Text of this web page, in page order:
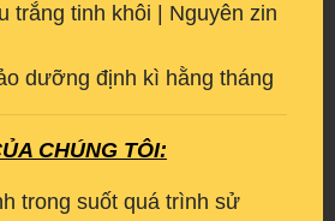
trắng tinh khôi | Nguyên zin
dưỡng định kì hằng tháng
CHÚNG TÔI:
trong suốt quá trình sử